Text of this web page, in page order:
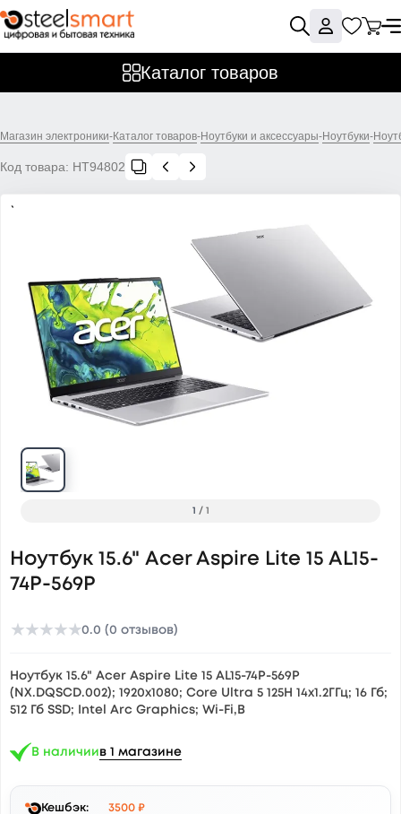
Каталог товаров
Магазин электроники-Каталог товаров-Ноутбуки и аксессуары-Ноутбуки-
Код товара: НТ94802
1 / 1
Ноутбук 15.6" Acer Aspire Lite 15 AL15-
74P-569P
★★★★★0.0 (0 отзывов)
Ноутбук 15.6" Acer Aspire Lite 15 AL15-74P-569P
(NX.DQSCD.002); 1920х1080; Core Ultra 5 125H 14x1.2ГГц; 16 Гб;
512 Гб SSD; Intel Arc Graphics; Wi-Fi,B
В наличиив 1 магазине
Кешбэк:
3500 ₽